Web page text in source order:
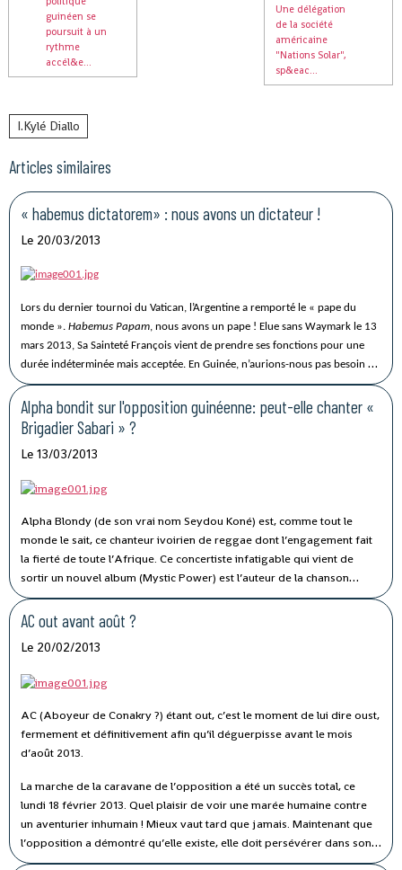
guinéen se
poursuit à un
rythme
accél&e...
Une délégation
de la société
américaine
"Nations Solar",
sp&eac...
I.Kylé Diallo
Articles similaires
« habemus dictatorem» : nous avons un dictateur !
Le 20/03/2013
Lors du dernier tournoi du Vatican, l’Argentine a remporté le « pape du
monde ». Habemus Papam, nous avons un pape ! Elue sans Waymark le 13
mars 2013, Sa Sainteté François vient de prendre ses fonctions pour une
durée indéterminée mais acceptée. En Guinée, n’aurions-nous pas besoin de
soupape pour faire baisser la tension nerveuse que nous inflige un dictateur
qui n’a envie que d’être président à vie ? Notre pays souffre sous le joug
d’un
Saigneur argentéqui aime tellement patauger dans du sang qu’il en
mettait dans son bain.
Alpha bondit sur l'opposition guinéenne: peut-elle chanter «
Brigadier Sabari » ?
Le 13/03/2013
Alpha Blondy (de son vrai nom Seydou Koné) est, comme tout le
monde le sait, ce chanteur ivoirien de reggae dont l’engagement fait
la fierté de toute l’Afrique. Ce concertiste infatigable qui vient de
sortir un nouvel album (Mystic Power) est l’auteur de la chanson
célèbre intitulée « Brigadier Sabari !» qu’on pourrait traduire par la
supplication « brigadier, pitié ! » qui dénonce les violences militaires
AC out avant août ?
Le 20/02/2013
AC (Aboyeur de Conakry ?) étant out, c’est le moment de lui dire oust,
fermement et définitivement afin qu’il déguerpisse avant le mois
d’août 2013.
La marche de la caravane de l’opposition a été un succès total, ce
lundi 18 février 2013. Quel plaisir de voir une marée humaine contre
un aventurier inhumain ! Mieux vaut tard que jamais. Maintenant que
l’opposition a démontré qu’elle existe, elle doit persévérer dans son
combat. Elle ne doit plus se contenter de batailles ponctuelles mais